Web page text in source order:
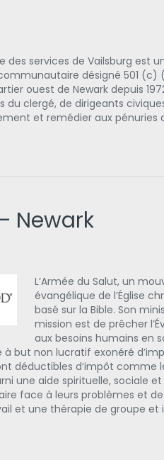
des services de Vailsburg est
désigné 501
ouest de Newark depuis
du clergé, de dirigeants
et remédier aux pénuries
Newark
L’Armée du Salut, un
évangélique de l’Église
basé sur la Bible. Son
mission est de prêcher
aux besoins humains en
but non lucratif exonéré
déductibles d’impôt comme
une aide spirituelle, sociale
face à leurs problèmes et de
et une thérapie de groupe et